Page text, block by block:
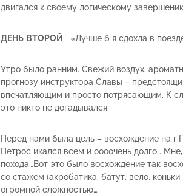
двигался к своему логическому
ДЕНЬ ВТОРОЙ «Лучше б я сдохла в
Утро было ранним. Свежий воздух,
прогнозу инструктора Славы –
впечатляющим и просто потрясающим. К
это никто не догадывался.
Перед нами была цель – восхождение на
Петрос икался всем и оооочень долго…
похода…Вот это было восхождение так
со стажем (акробатика, батут, вело,
огромной сложностью…